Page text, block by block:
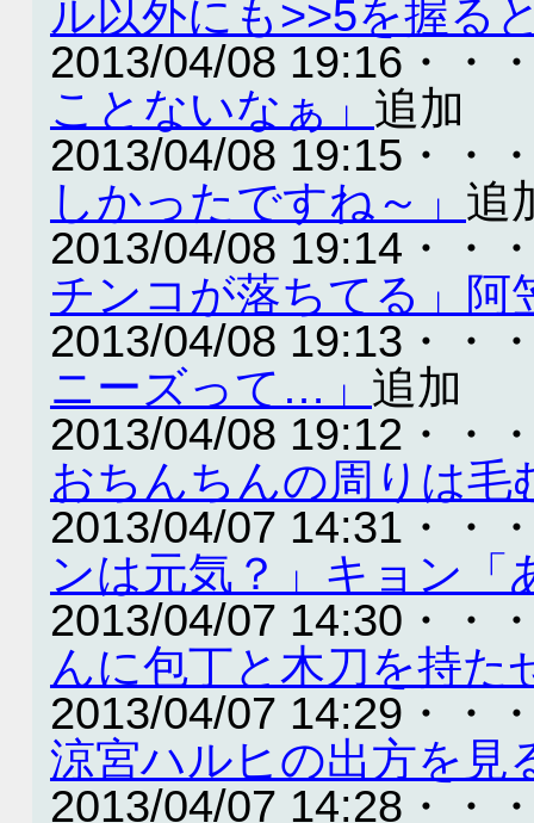
ル以外にも>>5を握る
2013/04/08 19:16・・
ことないなぁ」 追加
2013/04/08 19:15・・
しかったですね～」 追
2013/04/08 19:14・・
チンコが落ちてる」阿
2013/04/08 19:13・・
ニーズって…」 追加
2013/04/08 19:12・・
おちんちんの周りは毛
2013/04/07 14:31・・
ンは元気？」キョン「
2013/04/07 14:30・・
んに包丁と木刀を持た
2013/04/07 14:29・・
涼宮ハルヒの出方を見
2013/04/07 14:28・・